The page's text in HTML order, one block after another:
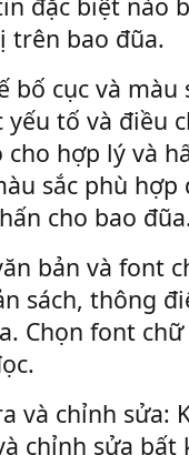
trên bao đũa.
bố cục và màu
yếu tố và điều
cho hợp lý và
sắc phù hợp
cho bao
bản và font
sách, thông
Chọn font
và chỉnh sửa:
chỉnh sửa bất